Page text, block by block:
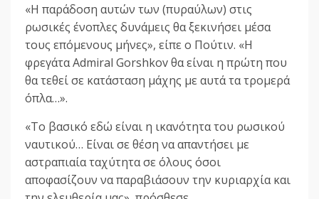
«Η παράδοση αυτών των (πυραύλων) στις
ρωσικές ένοπλες δυνάμεις θα ξεκινήσει μέσα
τους επόμενους μήνες», είπε ο Πούτιν. «Η
φρεγάτα Admiral Gorshkov θα είναι η πρώτη που
θα τεθεί σε κατάσταση μάχης με αυτά τα τρομερά
όπλα…».
«Το βασικό εδώ είναι η ικανότητα του ρωσικού
ναυτικού… Είναι σε θέση να απαντήσει με
αστραπιαία ταχύτητα σε όλους όσοι
αποφασίζουν να παραβιάσουν την κυριαρχία και